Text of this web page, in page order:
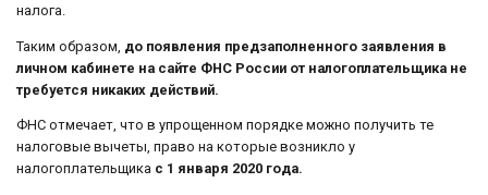
налога.
Таким образом, до появления предзаполненного заявления в
личном кабинете на сайте ФНС России от налогоплательщика не
требуется никаких действий.
ФНС отмечает, что в упрощенном порядке можно получить те
налоговые вычеты, право на которые возникло у
налогоплательщика с 1 января 2020 года.